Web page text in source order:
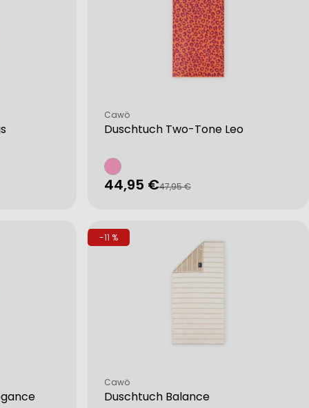
Duschtuch Two-Tone Leo
Verkäufer:
Cawö
Verkaufspreis
44,95 €
Regulärer47,95 €
-11 %
Duschtuch Balance
Verkäufer:
Cawö